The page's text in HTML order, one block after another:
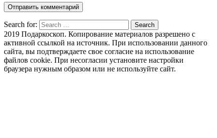
Search for: Search
2019 Подаркоскоп. Копирование материалов разрешено с
активной ссылкой на источник. При использовании данного
сайта, вы подтверждаете свое согласие на использование
файлов cookie. При несогласии установите настройки
браузера нужным образом или не используйте сайт.